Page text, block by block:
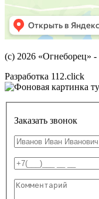
(с) 2026 «Огнеборец» -
Разработка 112.click
Заказать звонок